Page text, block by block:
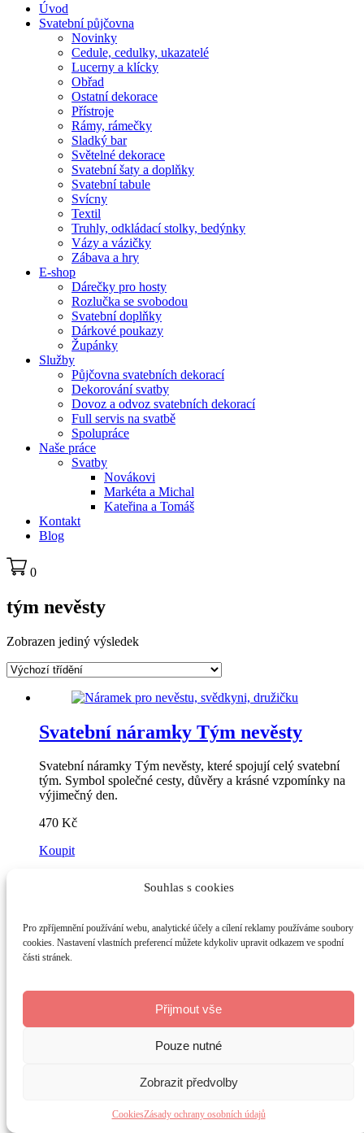
Souhlas s cookies
Pro zpříjemnění používání webu, analytické účely a cílení reklamy používáme soubory
cookies. Nastavení vlastních preferencí můžete kdykoliv upravit odkazem ve spodní
části stránek.
Přijmout vše
Pouze nutné
Zobrazit předvolby
CookiesZásady ochrany osobních údajů
Úvod
Svatební půjčovna
Novinky
Cedule, cedulky, ukazatelé
Lucerny a klícky
Obřad
Ostatní dekorace
Přístroje
Rámy, rámečky
Sladký bar
Světelné dekorace
Svatební šaty a doplňky
Svatební tabule
Svícny
Textil
Truhly, odkládací stolky, bedýnky
Vázy a vázičky
Zábava a hry
E-shop
Dárečky pro hosty
Rozlučka se svobodou
Svatební doplňky
Dárkové poukazy
Župánky
Služby
Půjčovna svatebních dekorací
Dekorování svatby
Dovoz a odvoz svatebních dekorací
Full servis na svatbě
Spolupráce
Naše práce
Svatby
Novákovi
Markéta a Michal
Kateřina a Tomáš
Kontakt
Blog
0
tým nevěsty
Zobrazen jediný výsledek
Svatební náramky Tým nevěsty
Svatební náramky Tým nevěsty, které spojují celý svatební
tým. Symbol společné cesty, důvěry a krásné vzpomínky na
výjimečný den.
470 Kč
Koupit
O nás
pomůže vykouzlit dokonalý den za výhodné ceny!
Nabízíme široký výběr svatebních dekorací.
Mezi naše další služby patří také koordinace svateb,
svatební tabule a dekorování obřadu.
Odkazy
Obchodní
Tomáš Gažůr